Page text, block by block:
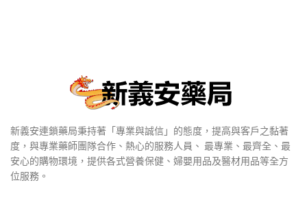
新義安連鎖藥局秉持著「專業與誠信」的態度，提高與客戶之黏著
度，與專業藥師團隊合作、熱心的服務人員、 最專業、最齊全、最
安心的購物環境，提供各式營養保健、婦嬰用品及醫材用品等全方
位服務。